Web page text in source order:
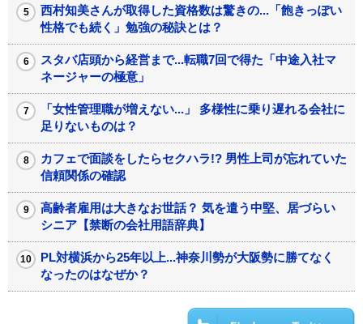
西村知美さんが取得した資格数は驚きの...「飽きっぽい
性格でも続く」勉強の秘訣とは？
スタバ店頭から経営まで...転職7回で得た「中途入社マ
ネージャーの極意」
「女性管理職が増えない...」 多様性に乗り遅れる会社に
足りないものは？
カフェで面談をしたらセクハラ!? 男性上司が忘れていた
信頼関係の確認
高齢者雇用は大きなお世話？ 気を遣う中堅、居づらい
シニア【禁断の会社用語辞典】
PL対横浜から25年以上...神奈川勢が大阪勢に勝てなく
なったのはなぜか？